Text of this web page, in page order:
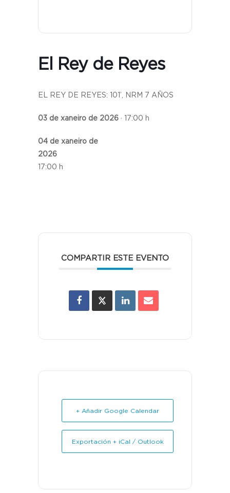
El Rey de Reyes
EL REY DE REYES: 101’, NRM 7 AÑOS
03 de xaneiro de 2026 · 17:00 h
04 de xaneiro de
2026
17:00 h
COMPARTIR ESTE EVENTO
+ Añadir Google Calendar
Exportación + iCal / Outlook